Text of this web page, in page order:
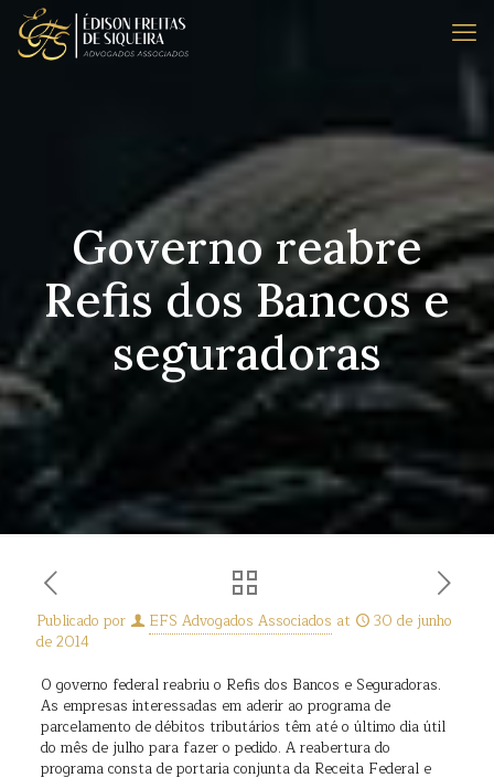
Governo reabre
Refis dos Bancos e
seguradoras
Publicado por EFS Advogados Associados at
30 de junho
de 2014
O governo federal reabriu o Refis dos Bancos e Seguradoras.
As empresas interessadas em aderir ao programa de
parcelamento de débitos tributários têm até o último dia útil
do mês de julho para fazer o pedido. A reabertura do
programa consta de portaria conjunta da Receita Federal e